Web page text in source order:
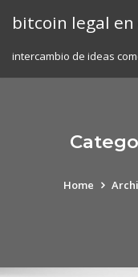
bitcoin legal
intercambio de ideas
Home